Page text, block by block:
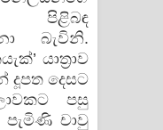
පිළිබඳ
බැවිනි.
යාත්‍රාව
දූපත දෙසට
පසු
චාවු